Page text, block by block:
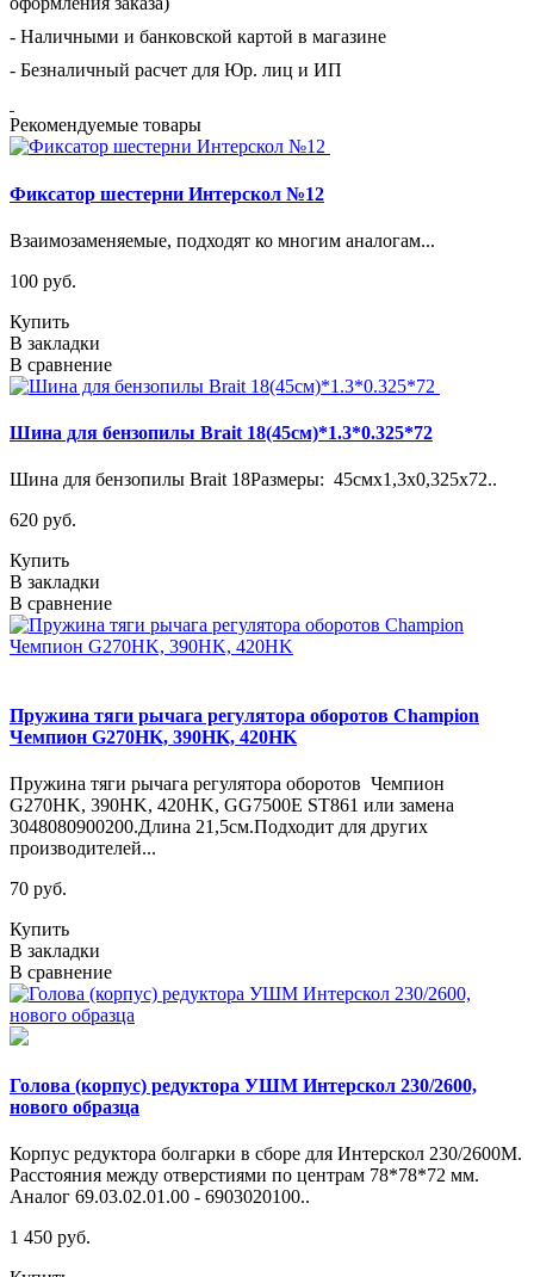
- Наличными и банковской картой в магазине
- Безналичный расчет для Юр. лиц и ИП
Рекомендуемые товары
Фиксатор шестерни Интерскол №12
Взаимозаменяемые, подходят ко многим аналогам...
100 руб.
Купить
В закладки
В сравнение
Шина для бензопилы Brait 18(45см)*1.3*0.325*72
Шина для бензопилы Brait 18Размеры: 45смх1,3х0,325х72..
620 руб.
Купить
В закладки
В сравнение
Пружина тяги рычага регулятора оборотов Champion
Чемпион G270HK, 390HK, 420HK
Пружина тяги рычага регулятора оборотов Чемпион
G270HK, 390HK, 420HK, GG7500E ST861 или замена
3048080900200.Длина 21,5см.Подходит для других
производителей...
70 руб.
Купить
В закладки
В сравнение
Голова (корпус) редуктора УШМ Интерскол 230/2600,
нового образца
Корпус редуктора болгарки в сборе для Интерскол 230/2600М.
Расстояния между отверстиями по центрам 78*78*72 мм.
Аналог 69.03.02.01.00 - 6903020100..
1 450 руб.